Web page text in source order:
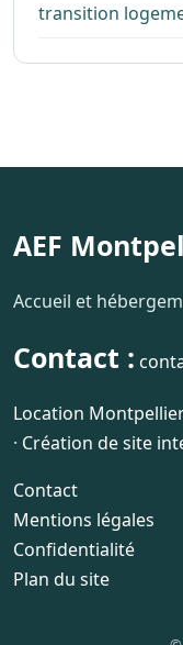
transition
AEF
Accueil et
Contact :
Location
· Création de site
Contact
Mentions légales
Confidentialité
Plan du site